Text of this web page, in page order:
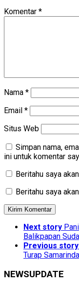
Komentar *
Nama *
Email *
Situs Web
Simpan nama,
ini untuk komentar
Beritahu saya
Beritahu saya
Next story
Balikpapan
Previous story
Turap
NEWSUPDATE